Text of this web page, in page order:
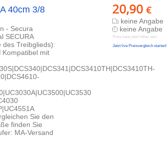
20,90 €
keine Angabe
keine Angabe
Preis kann jetzt höher sein
Jetzt live Preisvergleich starten!
40cm 3/8
- Secura
SECURA
Treibglieds):
Kompatibel mit
Sie den
finden Sie
MA-Versand